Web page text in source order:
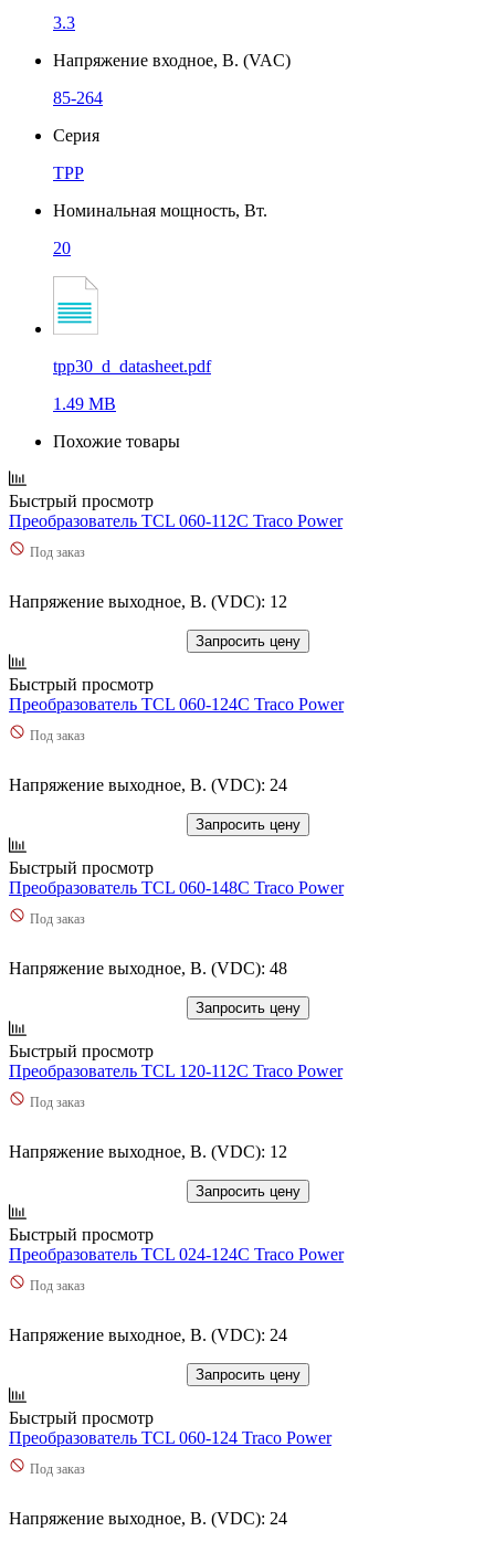
3.3
Напряжение входное, В. (VAC)
85-264
Серия
TPP
Номинальная мощность, Вт.
20
tpp30_d_datasheet.pdf
1.49 MB
Похожие товары
Быстрый просмотр
Преобразователь TCL 060-112C Traco Power
Под заказ
Напряжение выходное, В. (VDC): 12
Запросить цену
Быстрый просмотр
Преобразователь TCL 060-124C Traco Power
Под заказ
Напряжение выходное, В. (VDC): 24
Запросить цену
Быстрый просмотр
Преобразователь TCL 060-148C Traco Power
Под заказ
Напряжение выходное, В. (VDC): 48
Запросить цену
Быстрый просмотр
Преобразователь TCL 120-112C Traco Power
Под заказ
Напряжение выходное, В. (VDC): 12
Запросить цену
Быстрый просмотр
Преобразователь TCL 024-124C Traco Power
Под заказ
Напряжение выходное, В. (VDC): 24
Запросить цену
Быстрый просмотр
Преобразователь TCL 060-124 Traco Power
Под заказ
Напряжение выходное, В. (VDC): 24